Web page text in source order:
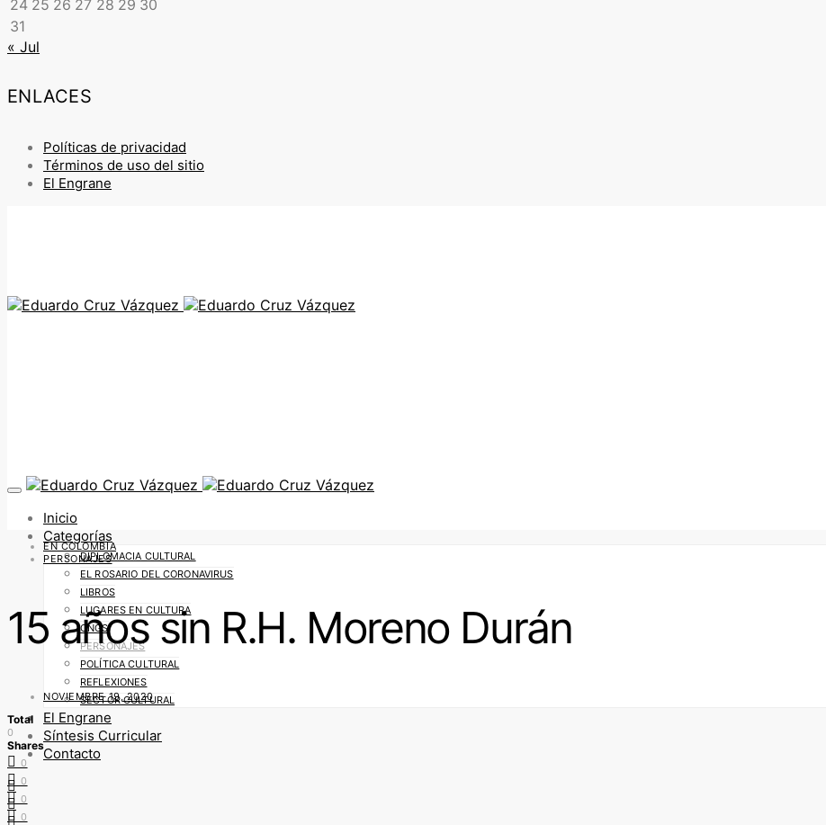
24 25 26 27 28 29 30
31
« Jul
ENLACES
Políticas de privacidad
Términos de uso del sitio
El Engrane
Inicio
Categorías
DIPLOMACIA CULTURAL
EL ROSARIO DEL CORONAVIRUS
LIBROS
LUGARES EN CULTURA
ONGS
PERSONAJES
POLÍTICA CULTURAL
REFLEXIONES
SECTOR CULTURAL
El Engrane
Síntesis Curricular
Contacto
EN COLOMBIA
PERSONAJES
15 años sin R.H. Moreno Durán
NOVIEMBRE 19, 2020
Total
0
Shares
0
0
0
0